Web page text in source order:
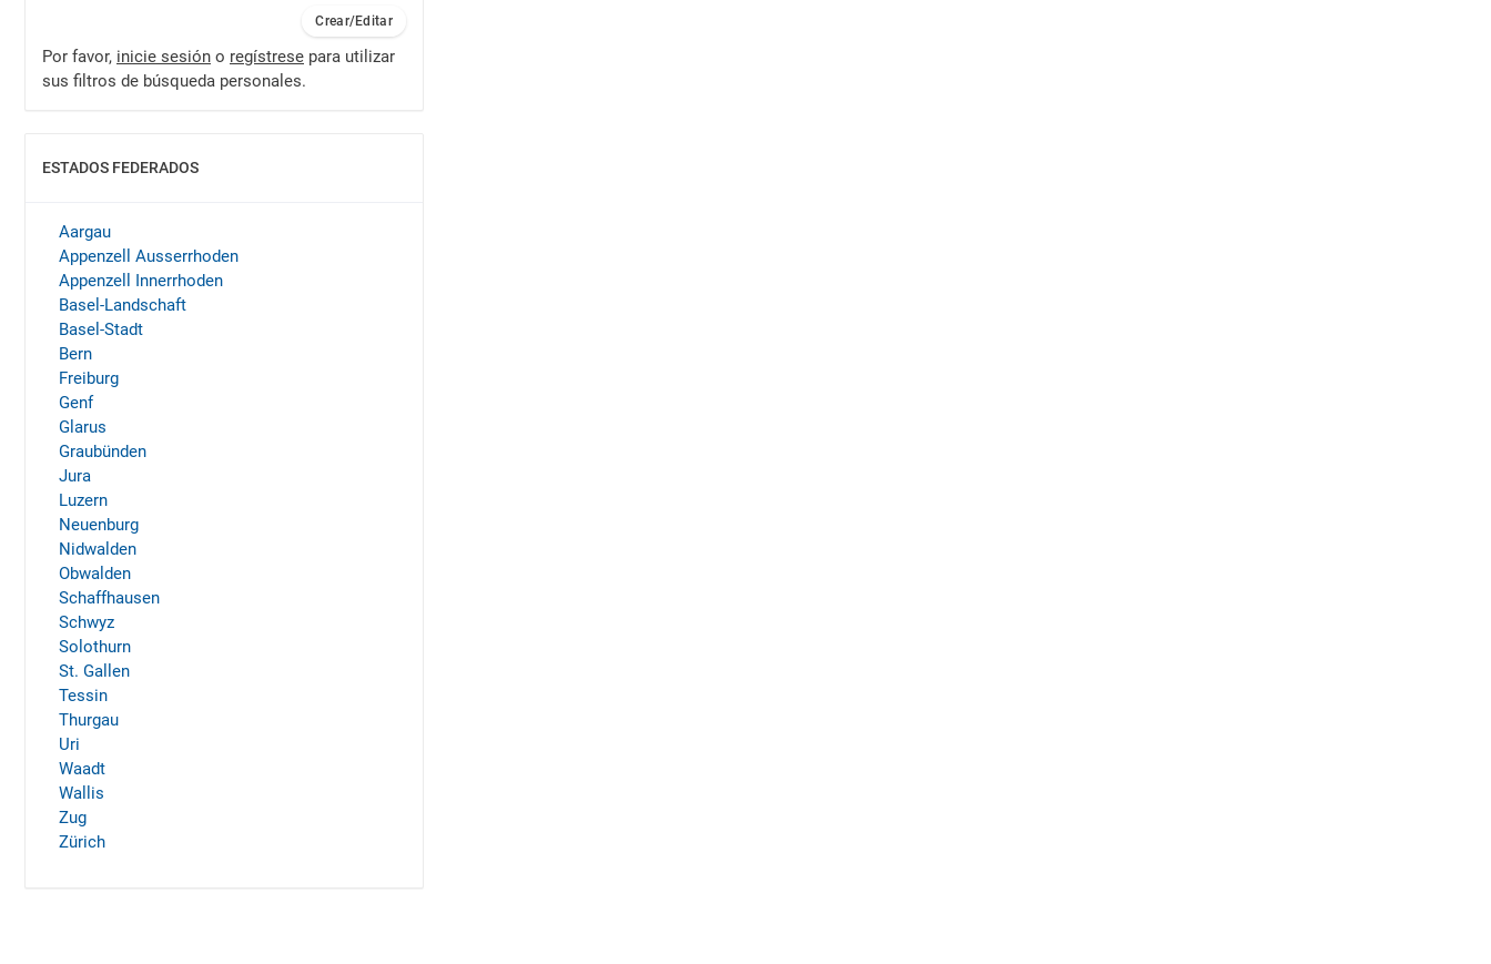
Crear/Editar
Por favor, inicie sesión o regístrese para utilizar
sus filtros de búsqueda personales.
ESTADOS FEDERADOS
MOSTRAR
Aargau
Appenzell Ausserrhoden
Appenzell Innerrhoden
Basel-Landschaft
Basel-Stadt
Bern
Freiburg
Genf
Glarus
Graubünden
Jura
Luzern
Neuenburg
Nidwalden
Obwalden
Schaffhausen
Schwyz
Solothurn
St. Gallen
Tessin
Thurgau
Uri
Waadt
Wallis
Zug
Zürich